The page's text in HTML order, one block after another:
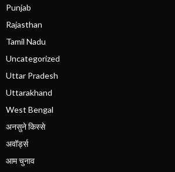
Punjab
Rajasthan
Tamil Nadu
Uncategorized
Uttar Pradesh
Uttarakhand
West Bengal
अनसुने किस्से
अवॉर्ड्स
आम चुनाव